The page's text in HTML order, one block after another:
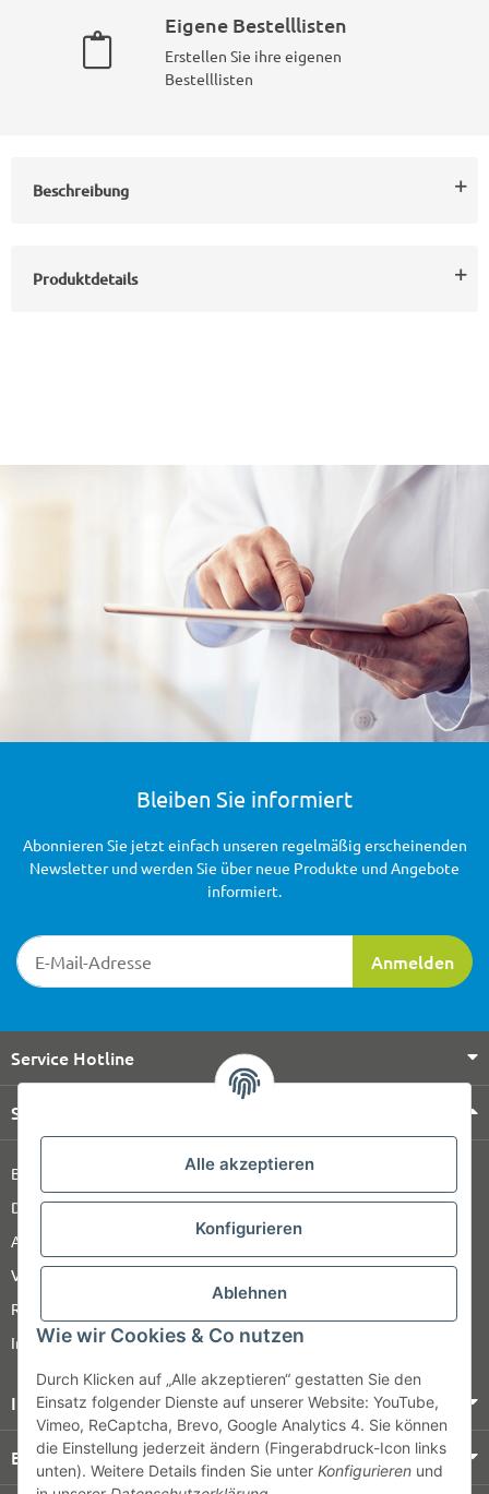
Alle akzeptieren
Konfigurieren
Ablehnen
Wie wir Cookies & Co nutzen
Durch Klicken auf „Alle akzeptieren“ gestatten Sie den
Einsatz folgender Dienste auf unserer Website: YouTube,
Vimeo, ReCaptcha, Brevo, Google Analytics 4. Sie können
die Einstellung jederzeit ändern (Fingerabdruck-Icon links
unten). Weitere Details finden Sie unter Konfigurieren und
Eigene Bestelllisten
Erstellen Sie ihre eigenen
Bestelllisten
Beschreibung
Produktdetails
Bleiben Sie informiert
Newsletter-Registrierung
Anmelden
Abonnieren Sie jetzt einfach unseren regelmäßig erscheinenden
Newsletter und werden Sie über neue Produkte und Angebote
informiert.
Service Hotline
Shop Service
Barrierefreiheitserklärung
Datenschutz
AGB
Versandinformationen
Retour
Impressum
Informationen
Bezahlung & Versand